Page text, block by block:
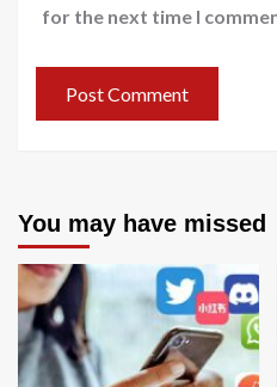
for the next time I
You may have missed